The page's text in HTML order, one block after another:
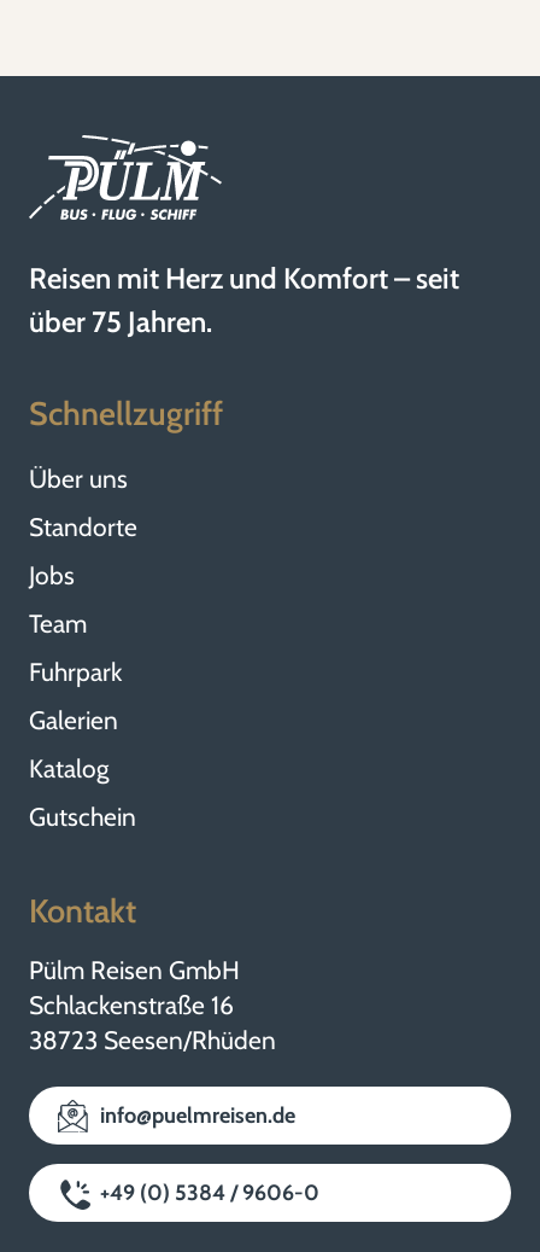
Reisen mit Herz und Komfort – seit
über 75 Jahren.
Schnellzugriff
Über uns
Standorte
Jobs
Team
Fuhrpark
Galerien
Katalog
Gutschein
Kontakt
Pülm Reisen GmbH
Schlackenstraße 16
38723 Seesen/Rhüden
info@puelmreisen.de
+49 (0) 5384 / 9606-0